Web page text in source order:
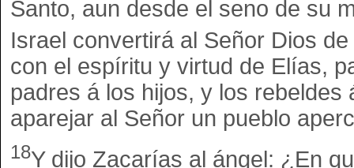
Santo, aun desde el seno de su
Israel convertirá al Señor Dios
con el espíritu y virtud de Elías,
padres á los hijos, y los
aparejar al Señor un pueblo
18Y dijo Zacarías al ángel: ¿En